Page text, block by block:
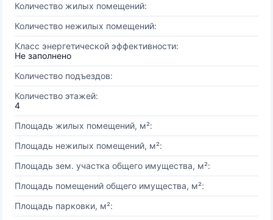
Количество жилых помещений:
Количество нежилых помещений:
Класс энергетической эффективности:
Не заполнено
Количество подъездов:
Количество этажей:
4
Площадь жилых помещений, м²:
Площадь нежилых помещений, м²:
Площадь зем. участка общего имущества, м²:
Площадь помещений общего имущества, м²:
Площадь парковки, м²: